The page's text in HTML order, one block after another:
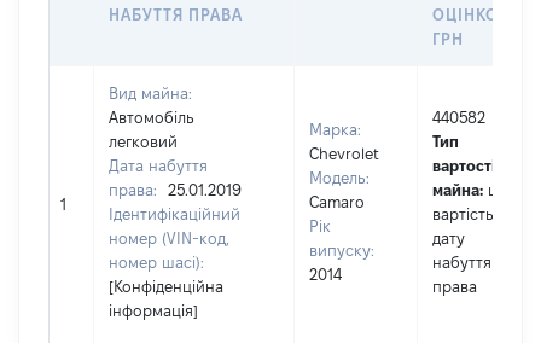
НАБУТТЯ ПРАВА
ОЦІНКОЮ,
ГРН
1
Вид майна:
Автомобіль
легковий
Дата набуття
права:
25.01.2019
Ідентифікаційний
номер (VIN-код,
номер шасі):
[Конфіденційна
інформація]
Марка:
Chevrolet
Модель:
Camaro
Рік
випуску:
2014
440582
Тип
вартості
майна: це
вартість на
дату
набуття
права